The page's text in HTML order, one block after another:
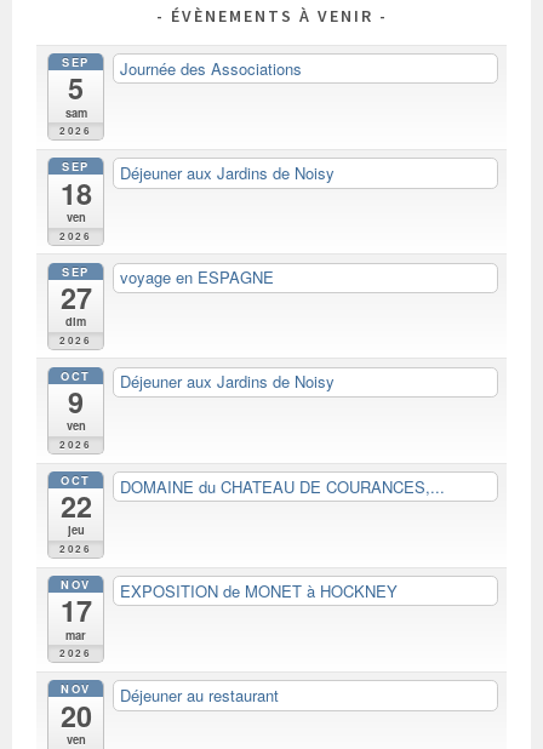
ÉVÈNEMENTS À VENIR
SEP
5
sam
2026
Journée des Associations
SEP
18
ven
2026
Déjeuner aux Jardins de Noisy
SEP
27
dim
2026
voyage en ESPAGNE
OCT
9
ven
2026
Déjeuner aux Jardins de Noisy
OCT
22
jeu
2026
DOMAINE du CHATEAU DE COURANCES,...
NOV
17
mar
2026
EXPOSITION de MONET à HOCKNEY
NOV
20
ven
Déjeuner au restaurant